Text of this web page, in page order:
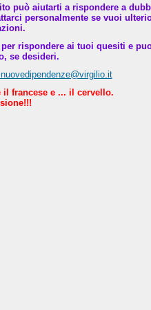
può aiutarti a rispondere a
personalmente se vuoi
rispondere ai tuoi quesiti e
se desideri.
il francese e ... il cervello.